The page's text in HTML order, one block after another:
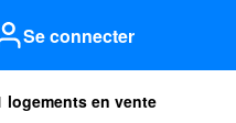
Se connecter
logements en vente